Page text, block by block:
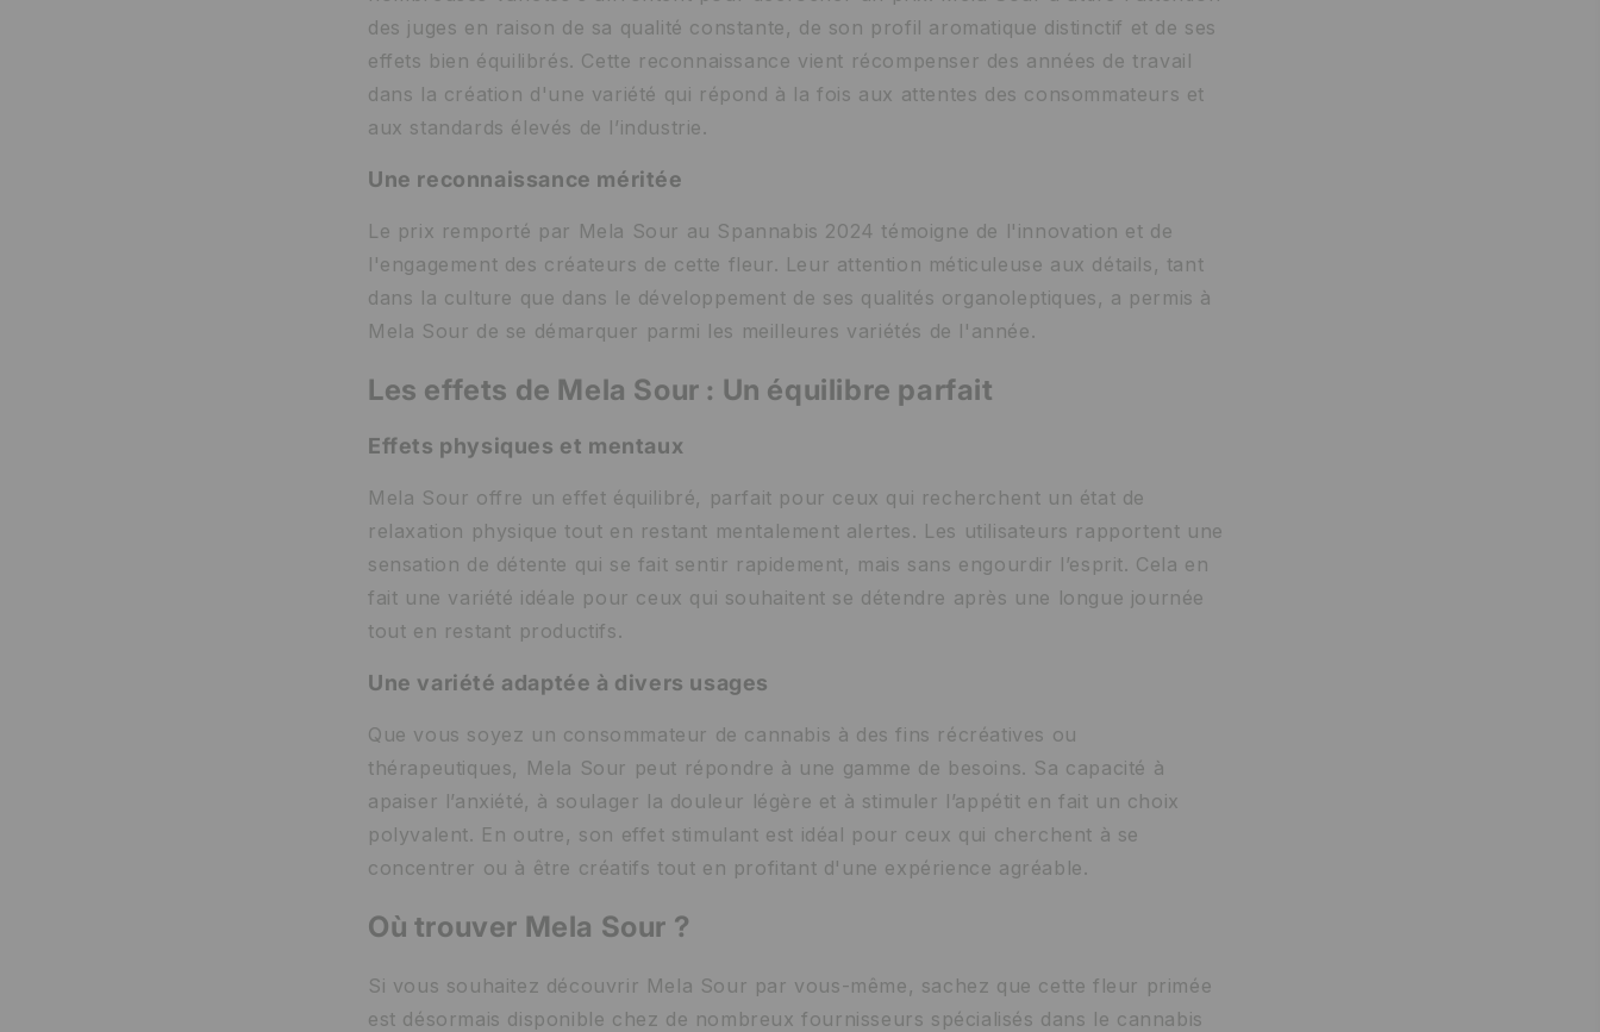
des juges en raison de sa qualité constante, de son profil aromatique distinctif et de ses
effets bien équilibrés. Cette reconnaissance vient récompenser des années de travail
dans la création d'une variété qui répond à la fois aux attentes des consommateurs et
aux standards élevés de l’industrie.
Une reconnaissance méritée
Le prix remporté par Mela Sour au Spannabis 2024 témoigne de l'innovation et de
l'engagement des créateurs de cette fleur. Leur attention méticuleuse aux détails, tant
dans la culture que dans le développement de ses qualités organoleptiques, a permis à
Mela Sour de se démarquer parmi les meilleures variétés de l'année.
Les effets de Mela Sour : Un équilibre parfait
Effets physiques et mentaux
Mela Sour offre un effet équilibré, parfait pour ceux qui recherchent un état de
relaxation physique tout en restant mentalement alertes. Les utilisateurs rapportent une
sensation de détente qui se fait sentir rapidement, mais sans engourdir l’esprit. Cela en
fait une variété idéale pour ceux qui souhaitent se détendre après une longue journée
tout en restant productifs.
Une variété adaptée à divers usages
Que vous soyez un consommateur de cannabis à des fins récréatives ou
thérapeutiques, Mela Sour peut répondre à une gamme de besoins. Sa capacité à
apaiser l’anxiété, à soulager la douleur légère et à stimuler l’appétit en fait un choix
polyvalent. En outre, son effet stimulant est idéal pour ceux qui cherchent à se
concentrer ou à être créatifs tout en profitant d'une expérience agréable.
Où trouver Mela Sour ?
Si vous souhaitez découvrir Mela Sour par vous-même, sachez que cette fleur primée
est désormais disponible chez de nombreux fournisseurs spécialisés dans le cannabis